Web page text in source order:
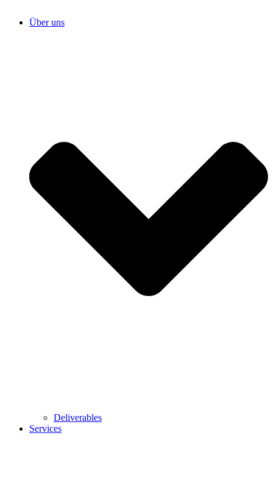
Über uns
Deliverables
Services